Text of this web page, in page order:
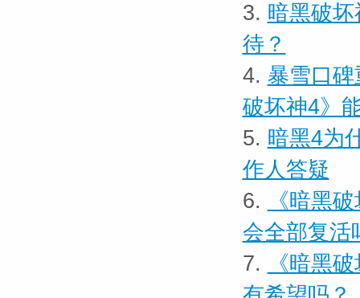
3. 暗黑破
待？
4. 暴雪口
破坏神4》
5. 暗黑4为
作人答疑
6.
《暗黑
会全部复活
7.
《暗黑